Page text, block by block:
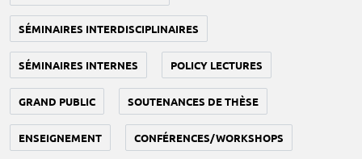
SÉMINAIRES INTERDISCIPLINAIRES
SÉMINAIRES INTERNES POLICY LECTURES
GRAND PUBLIC SOUTENANCES DE THÈSE
ENSEIGNEMENT CONFÉRENCES/WORKSHOPS